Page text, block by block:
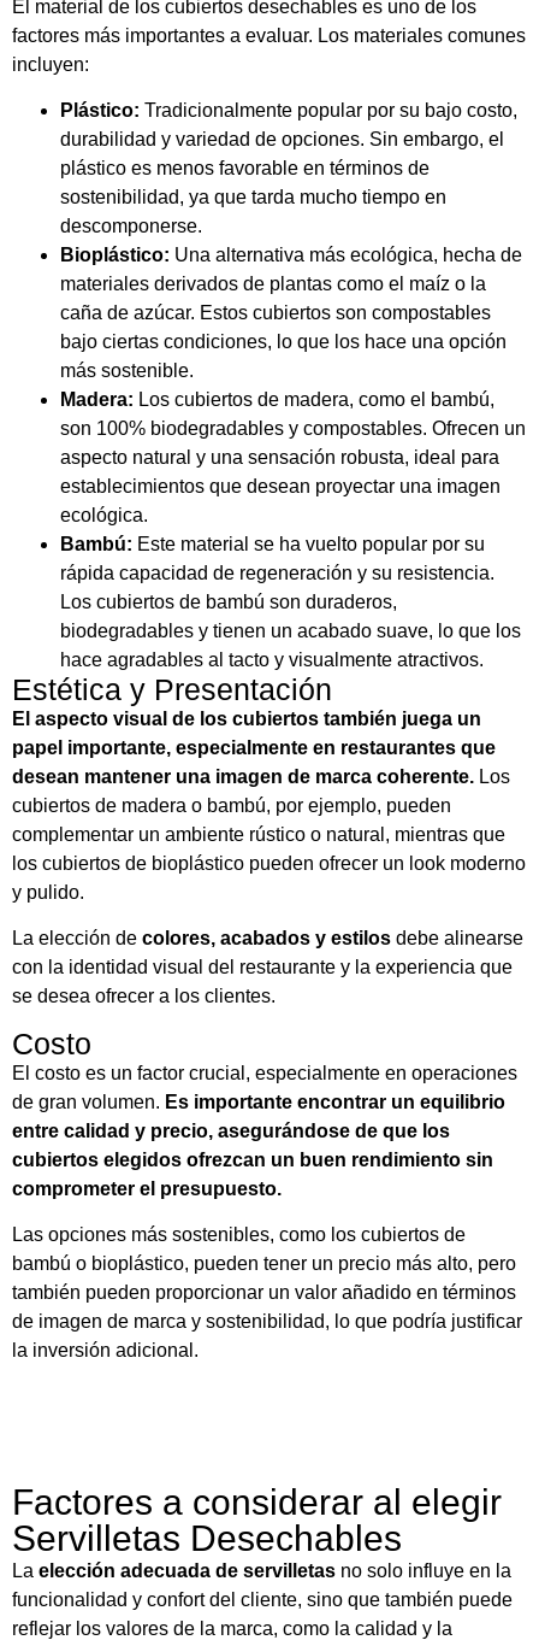
El material de los cubiertos desechables es uno de los
factores más importantes a evaluar. Los materiales comunes
incluyen:
Plástico: Tradicionalmente popular por su bajo costo,
durabilidad y variedad de opciones. Sin embargo, el
plástico es menos favorable en términos de
sostenibilidad, ya que tarda mucho tiempo en
descomponerse.
Bioplástico: Una alternativa más ecológica, hecha de
materiales derivados de plantas como el maíz o la
caña de azúcar. Estos cubiertos son compostables
bajo ciertas condiciones, lo que los hace una opción
más sostenible.
Madera: Los cubiertos de madera, como el bambú,
son 100% biodegradables y compostables. Ofrecen un
aspecto natural y una sensación robusta, ideal para
establecimientos que desean proyectar una imagen
ecológica.
Bambú: Este material se ha vuelto popular por su
rápida capacidad de regeneración y su resistencia.
Los cubiertos de bambú son duraderos,
biodegradables y tienen un acabado suave, lo que los
hace agradables al tacto y visualmente atractivos.
Estética y Presentación
El aspecto visual de los cubiertos también juega un
papel importante, especialmente en restaurantes que
desean mantener una imagen de marca coherente. Los
cubiertos de madera o bambú, por ejemplo, pueden
complementar un ambiente rústico o natural, mientras que
los cubiertos de bioplástico pueden ofrecer un look moderno
y pulido.
La elección de colores, acabados y estilos debe alinearse
con la identidad visual del restaurante y la experiencia que
se desea ofrecer a los clientes.
Costo
El costo es un factor crucial, especialmente en operaciones
de gran volumen. Es importante encontrar un equilibrio
entre calidad y precio, asegurándose de que los
cubiertos elegidos ofrezcan un buen rendimiento sin
comprometer el presupuesto.
Las opciones más sostenibles, como los cubiertos de
bambú o bioplástico, pueden tener un precio más alto, pero
también pueden proporcionar un valor añadido en términos
de imagen de marca y sostenibilidad, lo que podría justificar
la inversión adicional.
Factores a considerar al elegir
Servilletas Desechables
La elección adecuada de servilletas no solo influye en la
funcionalidad y confort del cliente, sino que también puede
reflejar los valores de la marca, como la calidad y la